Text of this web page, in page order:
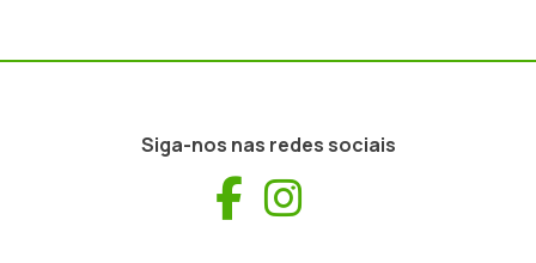
Siga-nos nas redes sociais
Facebook